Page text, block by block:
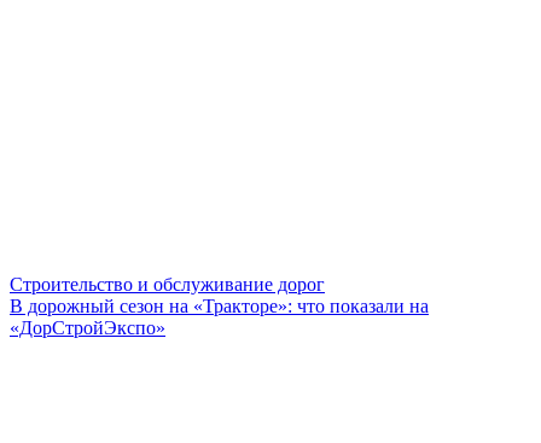
Строительство и обслуживание дорог
В дорожный сезон на «Тракторе»: что показали на
«ДорСтройЭкспо»